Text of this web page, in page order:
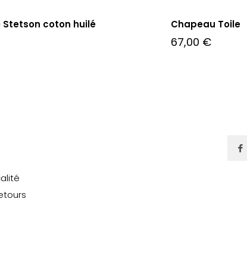
coton huilé Chapeau Toile
67,00 €